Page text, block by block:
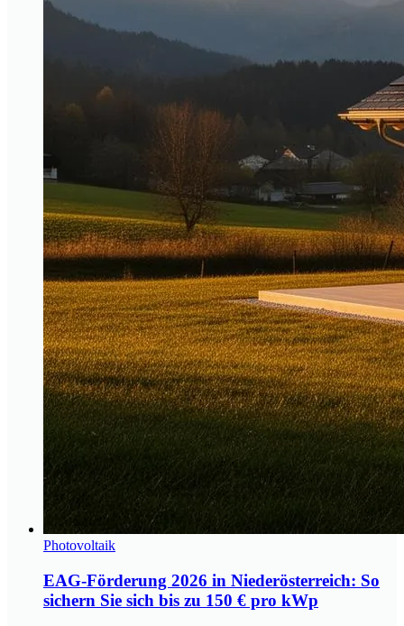
Photovoltaik
EAG-Förderung 2026 in Niederösterreich: So
sichern Sie sich bis zu 150 € pro kWp